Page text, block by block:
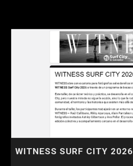
WITNESS SURF CITY 2026